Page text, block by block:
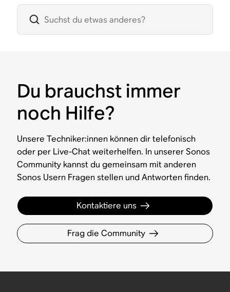
Du brauchst immer
noch Hilfe?
Unsere Techniker:innen können dir telefonisch
oder per Live-Chat weiterhelfen. In unserer Sonos
Community kannst du gemeinsam mit anderen
Sonos Usern Fragen stellen und Antworten finden.
Kontaktiere uns
Frag die Community